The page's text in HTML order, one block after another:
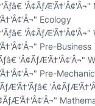
Ecology
Pre-Business
'Â¢ÃƒÆ’Ã†'Â¢'Â¬"
Pre-